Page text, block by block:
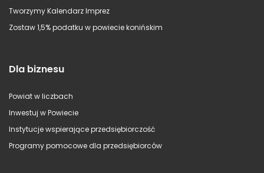
Tworzymy Kalendarz Imprez
Zostaw 1,5% podatku w powiecie konińskim
Dla biznesu
Powiat w liczbach
Inwestuj w Powiecie
Instytucje wspierające przedsiębiorczość
Programy pomocowe dla przedsiębiorców